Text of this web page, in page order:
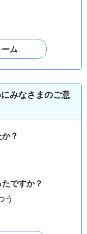
みなさまのご意
？
ですか？
う